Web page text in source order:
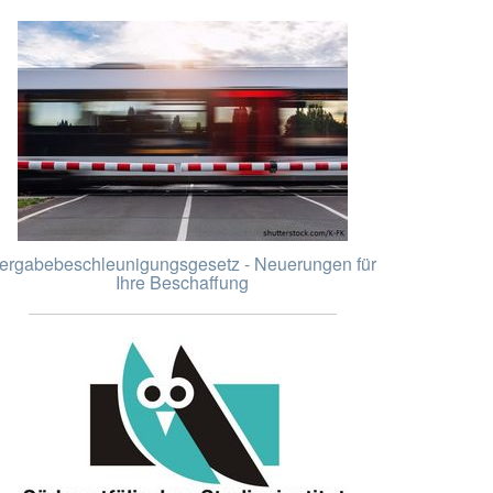
- Neuerungen für
Ihre Beschaffung